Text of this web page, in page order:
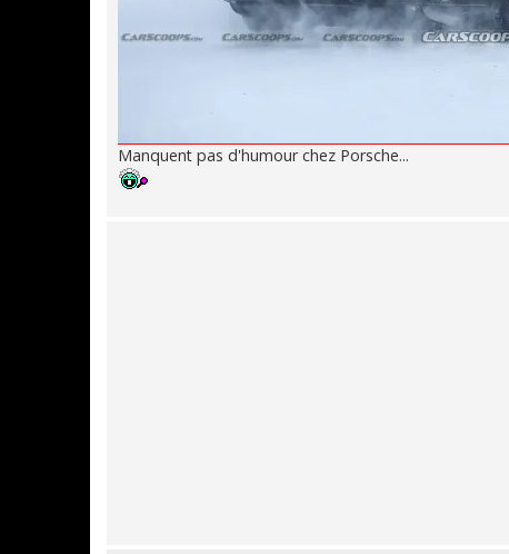
Manquent pas d'humour chez Porsche...